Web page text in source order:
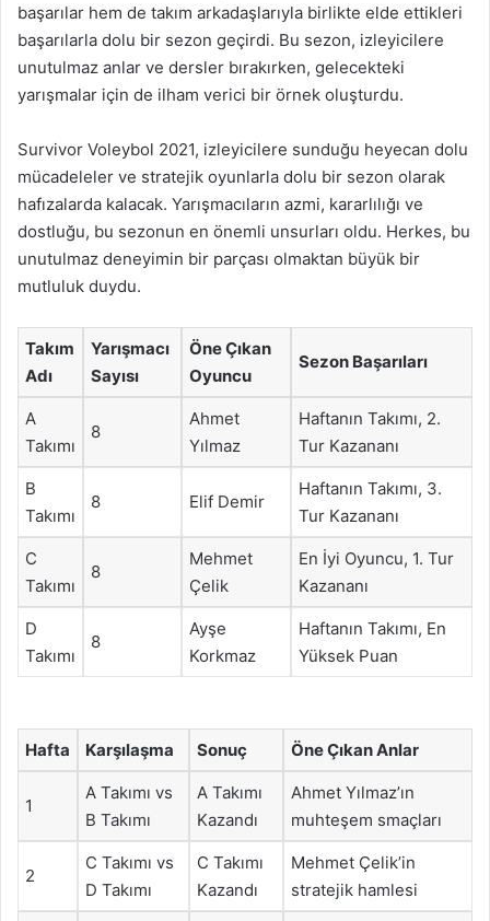
başarılar hem de takım arkadaşlarıyla birlikte elde ettikleri
başarılarla dolu bir sezon geçirdi. Bu sezon, izleyicilere
unutulmaz anlar ve dersler bırakırken, gelecekteki
yarışmalar için de ilham verici bir örnek oluşturdu.
Survivor Voleybol 2021, izleyicilere sunduğu heyecan dolu
mücadeleler ve stratejik oyunlarla dolu bir sezon olarak
hafızalarda kalacak. Yarışmacıların azmi, kararlılığı ve
dostluğu, bu sezonun en önemli unsurları oldu. Herkes, bu
unutulmaz deneyimin bir parçası olmaktan büyük bir
mutluluk duydu.
Takım
Adı
Yarışmacı
Sayısı
Öne Çıkan
Oyuncu
Sezon Başarıları
A
Takımı
8
Ahmet
Yılmaz
Haftanın Takımı, 2.
Tur Kazananı
B
Takımı
8 Elif Demir
Haftanın Takımı, 3.
Tur Kazananı
C
Takımı
8
Mehmet
Çelik
En İyi Oyuncu, 1. Tur
Kazananı
D
Takımı
8
Ayşe
Korkmaz
Haftanın Takımı, En
Yüksek Puan
Hafta Karşılaşma Sonuç Öne Çıkan Anlar
1
A Takımı vs
B Takımı
A Takımı
Kazandı
Ahmet Yılmaz’ın
muhteşem smaçları
2
C Takımı vs
D Takımı
C Takımı
Kazandı
Mehmet Çelik’in
stratejik hamlesi